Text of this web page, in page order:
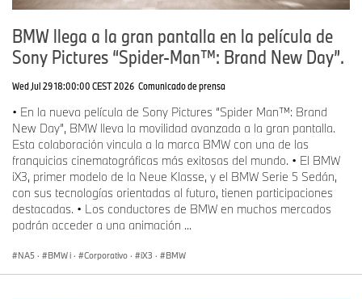
BMW llega a la gran pantalla en la película de
Sony Pictures “Spider‑Man™: Brand New Day”.
Wed Jul 29 18:00:00 CEST 2026 Comunicado de prensa
• En la nueva película de Sony Pictures “Spider Man™: Brand
New Day”, BMW lleva la movilidad avanzada a la gran pantalla.
Esta colaboración vincula a la marca BMW con una de las
franquicias cinematográficas más exitosas del mundo. • El BMW
iX3, primer modelo de la Neue Klasse, y el BMW Serie 5 Sedán,
con sus tecnologías orientadas al futuro, tienen participaciones
destacadas. • Los conductores de BMW en muchos mercados
podrán acceder a una animación ...
NA5 · BMW i · Corporativo · iX3 · BMW